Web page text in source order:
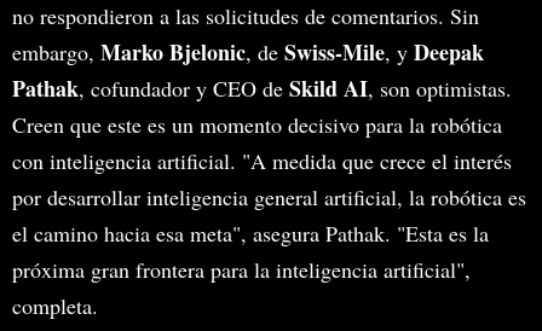
no respondieron a las solicitudes de comentarios. Sin
embargo, Marko Bjelonic, de Swiss-Mile, y Deepak
Pathak, cofundador y CEO de Skild AI, son optimistas.
Creen que este es un momento decisivo para la robótica
con inteligencia artificial. "A medida que crece el interés
por desarrollar inteligencia general artificial, la robótica es
el camino hacia esa meta", asegura Pathak. "Esta es la
próxima gran frontera para la inteligencia artificial",
completa.